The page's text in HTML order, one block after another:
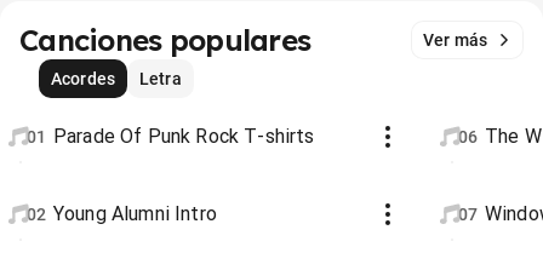
Canciones populares
Ver más
Acordes
Letra
01 Parade Of Punk Rock T-shirts
02 Young Alumni Intro
06 The
07